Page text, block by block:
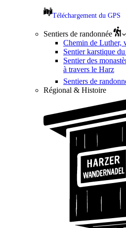
Téléchargement du GPS
Sentiers de randonnée
Chemin de Luther,
Sentier karstique
Sentier des
à travers le Harz
Sentiers de
Régional & Histoire